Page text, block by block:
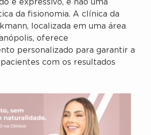
e expressivo, e não uma
da fisionomia. A clínica da
localizada em uma área
oferece
personalizado para garantir a
com os resultados